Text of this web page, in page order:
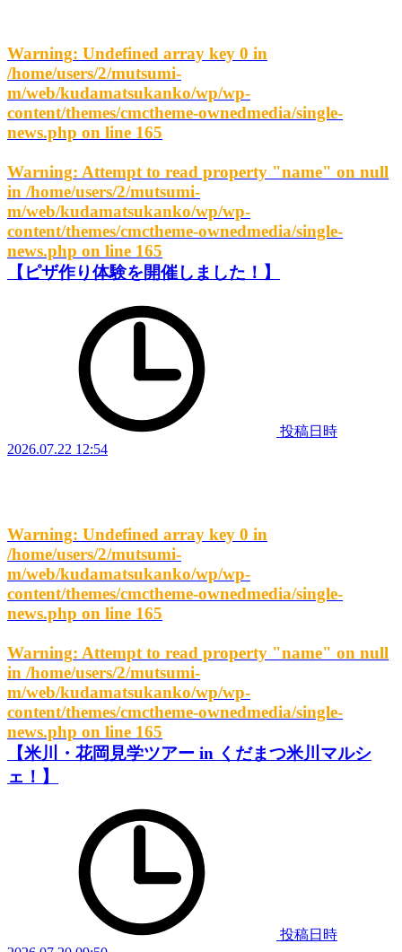
Warning: Undefined array key 0 in
/home/users/2/mutsumi-
m/web/kudamatsukanko/wp/wp-
content/themes/cmctheme-ownedmedia/single-
news.php on line 165
Warning: Attempt to read property "name" on null
in /home/users/2/mutsumi-
m/web/kudamatsukanko/wp/wp-
content/themes/cmctheme-ownedmedia/single-
news.php on line 165
【ピザ作り体験を開催しました！】
投稿日時
2026.07.22 12:54
Warning: Undefined array key 0 in
/home/users/2/mutsumi-
m/web/kudamatsukanko/wp/wp-
content/themes/cmctheme-ownedmedia/single-
news.php on line 165
Warning: Attempt to read property "name" on null
in /home/users/2/mutsumi-
m/web/kudamatsukanko/wp/wp-
content/themes/cmctheme-ownedmedia/single-
news.php on line 165
【米川・花岡見学ツアー in くだまつ米川マルシ
ェ！】
投稿日時